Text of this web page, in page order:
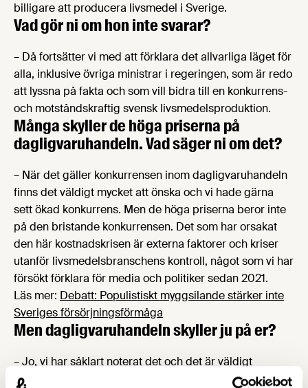
billigare att producera livsmedel i Sverige.
Vad gör ni om hon inte svarar?
– Då fortsätter vi med att förklara det allvarliga läget för
alla, inklusive övriga ministrar i regeringen, som är redo
att lyssna på fakta och som vill bidra till en konkurrens-
och motståndskraftig svensk livsmedelsproduktion.
Många skyller de höga priserna på
dagligvaruhandeln. Vad säger ni om det?
– När det gäller konkurrensen inom dagligvaruhandeln
finns det väldigt mycket att önska och vi hade gärna
sett ökad konkurrens. Men de höga priserna beror inte
på den bristande konkurrensen. Det som har orsakat
den här kostnadskrisen är externa faktorer och kriser
utanför livsmedelsbranschens kontroll, något som vi har
försökt förklara för media och politiker sedan 2021.
Läs mer: Debatt: Populistiskt myggsilande stärker inte
Sveriges försörjningsförmåga
Men dagligvaruhandeln skyller ju på er?
– Jo, vi har såklart noterat det och det är väldigt
olyckligt. De vet likaväl som vi vad det är som orsakar